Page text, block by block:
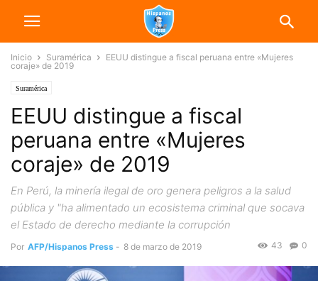
Inicio Suramérica
EEUU distingue a fiscal peruana entre «Mujeres
coraje» de 2019
Suramérica
EEUU distingue a fiscal
peruana entre «Mujeres
coraje» de 2019
En Perú, la minería ilegal de oro genera peligros a la salud
pública y "ha alimentado un ecosistema criminal que socava
el Estado de derecho mediante la corrupción
Por AFP/Hispanos Press - 8 de marzo de 2019 0
43